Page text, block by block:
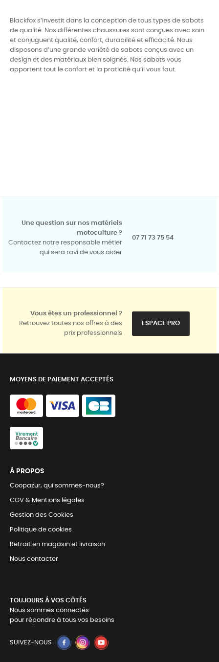
Blackfox s’investit dans la conception de tous types de sabots
de qualité. Nos différentes chaussures sont conçues avec soin
et conjuguent qualité, confort, durabilité et efficacité. Nous
disposons d’une grande variété de sabots conçus avec un
design et des matériaux bien soignés. Nos sabots vous
apportent tout le confort et la praticité qu’il vous faut.
Une question sur nos matériels
motoculture ?
Contactez notre responsable métier
qui sera ravi de vous aider
07 71 73 75 54
Vous êtes un professionnel ?
Retrouvez toutes nos offres à des
prix professionnels
ESPACE PRO
MOYENS DE PAIEMENT ACCEPTÉS
Á PROPOS
Coopazur, qui sommes-nous?
CGV & Mentions légales
Gestion des Cookies
Politique de cookies
Retrait en magasin et livraison
Nous contacter
TOUJOURS Á VOS CÔTÉS
Nous sommes connectés
pour répondre à tous vos besoins
SUIVEZ-NOUS